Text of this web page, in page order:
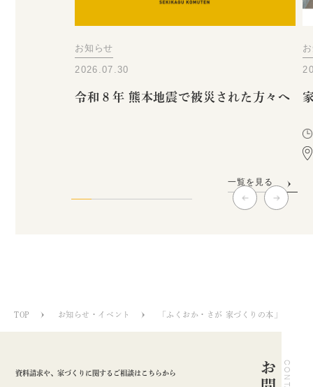
お知らせ
2026.07.30
令和８年 熊本地震で被災された方々へ
一覧を見る
TOP お知らせ・イベント 「ふくおか・さが 家づくりの本」
資料請求や、家づくりに関するご相談はこちらから